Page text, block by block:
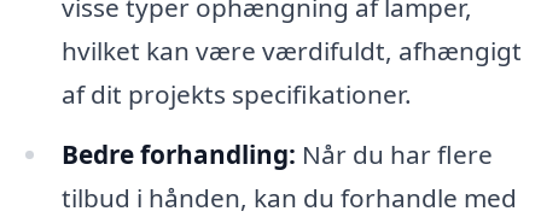
visse typer ophængning af lamper,
hvilket kan være værdifuldt, afhængigt
af dit projekts specifikationer.
Bedre forhandling: Når du har flere
tilbud i hånden, kan du forhandle med